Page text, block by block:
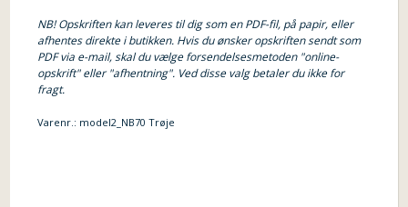
NB! Opskriften kan leveres til dig som en PDF-fil, på papir, eller
afhentes direkte i butikken. Hvis du ønsker opskriften sendt som
PDF via e-mail, skal du vælge forsendelsesmetoden "online-
opskrift" eller "afhentning". Ved disse valg betaler du ikke for
fragt.
Varenr.: model2_NB70 Trøje